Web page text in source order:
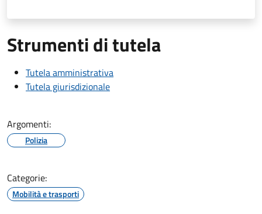
Strumenti di tutela
Tutela amministrativa
Tutela giurisdizionale
Argomenti:
Polizia
Categorie:
Mobilità e trasporti